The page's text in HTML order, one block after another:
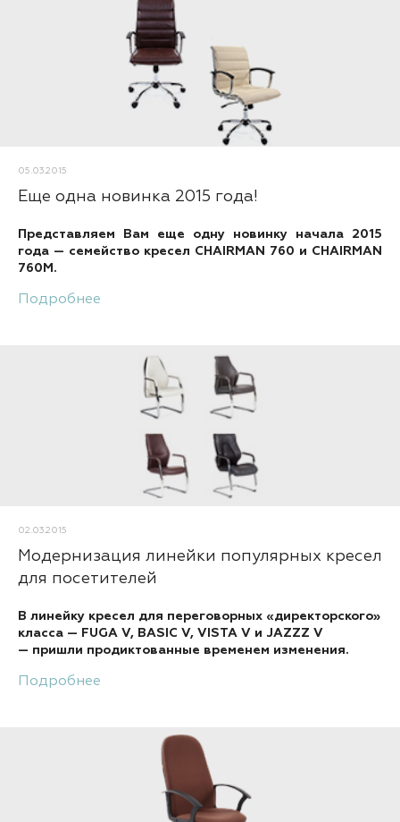
05.03.2015
Еще одна новинка 2015 года!
Представляем Вам еще одну новинку начала 2015
года — семейство кресел CHAIRMAN 760 и CHAIRMAN
760M.
Подробнее
02.03.2015
Модернизация линейки популярных кресел
для посетителей
В линейку кресел для переговорных «директорского»
класса — FUGA V, BASIC V, VISTA V и JAZZZ V
— пришли продиктованные временем изменения.
Подробнее